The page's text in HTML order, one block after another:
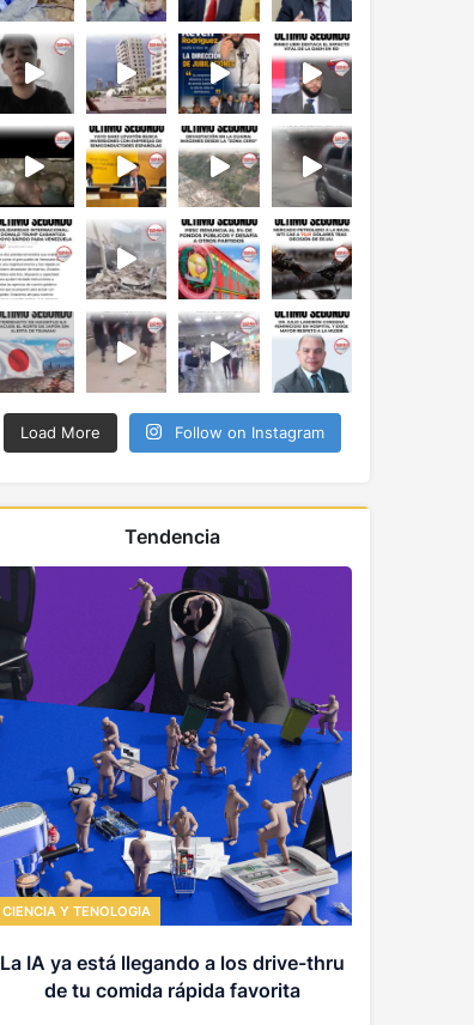
Load More Follow on Instagram
Tendencia
CIENCIA Y TENOLOGIA
La IA ya está llegando a los drive-thru
de tu comida rápida favorita